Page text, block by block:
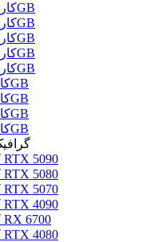
کارت گرافیک 48GB
کارت گرافیک 32GB
کارت گرافیک 24GB
کارت گرافیک 16GB
کارت گرافیک 12GB
کارت گرافیک 8GB
کارت گرافیک 6GB
کارت گرافیک 4GB
کارت گرافیک 2GB
کارت گرافیک RTX 5090
کارت گرافیک RTX 5080
کارت گرافیک RTX 5070
کارت گرافیک RTX 4090
کارت گرافیک RX 6700
کارت گرافیک RTX 4080